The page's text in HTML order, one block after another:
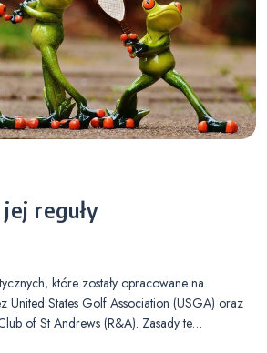
reguły
które zostały opracowane na
United States Golf Association (USGA) oraz
of St Andrews (R&A). Zasady te…